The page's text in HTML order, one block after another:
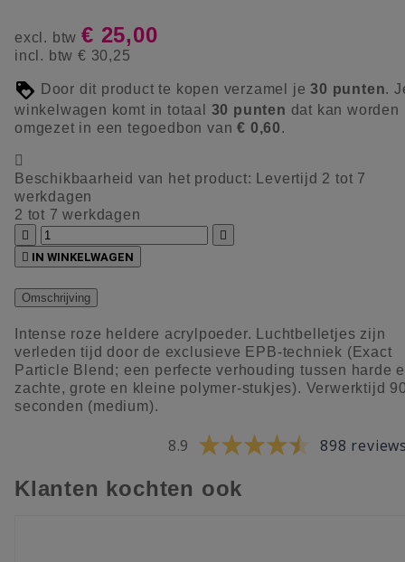
excl. btw € 25,00
incl. btw € 30,25
Door dit product te kopen verzamel je30 punten.
winkelwagen komt in totaal 30 punten dat kan worden
omgezet in een tegoedbon van€ 0,60.

Beschikbaarheid van het product:
Levertijd 2 tot 7
werkdagen
2 tot 7 werkdagen


 IN WINKELWAGEN
Omschrijving
Intense roze heldere acrylpoeder. Luchtbelletjes zijn
verleden tijd door de exclusieve EPB-techniek (Exact
Particle Blend; een perfecte verhouding tussen harde
zachte, grote en kleine polymer-stukjes). Verwerktijd
seconden (medium).
8.9 898
Klanten kochten ook